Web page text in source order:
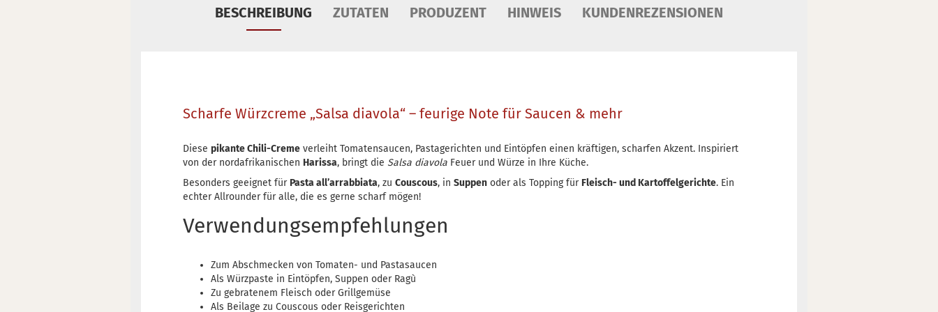
BESCHREIBUNG ZUTATEN PRODUZENT HINWEIS KUNDENREZENSIONEN
Scharfe Würzcreme „Salsa diavola“ – feurige Note für Saucen & mehr
Diese pikante Chili-Creme verleiht Tomatensaucen, Pastagerichten und Eintöpfen einen kräftigen, scharfen Akzent. Inspiriert
von der nordafrikanischen Harissa, bringt die Salsa diavola Feuer und Würze in Ihre Küche.
Besonders geeignet für Pasta all’arrabbiata, zu Couscous, in Suppen oder als Topping für Fleisch- und Kartoffelgerichte. Ein
echter Allrounder für alle, die es gerne scharf mögen!
Verwendungsempfehlungen
Zum Abschmecken von Tomaten- und Pastasaucen
Als Würzpaste in Eintöpfen, Suppen oder Ragù
Zu gebratenem Fleisch oder Grillgemüse
Als Beilage zu Couscous oder Reisgerichten